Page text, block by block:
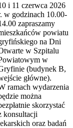
i 11 czerwca 2026
w godzinach 10.00-
zapraszamy
powiatu
na Dni
w Szpitalu
w
(budynek B,
główne).
ramach wydarzenia
można
skorzystać
konsultacji
oraz badań